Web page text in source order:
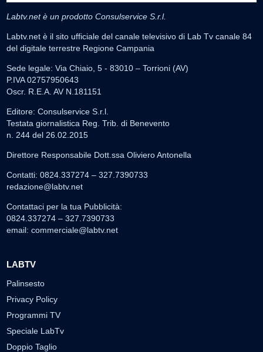
Labtv.net è un prodotto Consulservice S.r.l.
Labtv.net è il sito ufficiale del canale televisivo di Lab Tv canale 84
del digitale terrestre Regione Campania
Sede legale: Via Chiaio, 5 - 83010 – Torrioni (AV)
P.IVA 02757950643
Oscr. R.E.A. AV N.181151
Editore: Consulservice S.r.l.
Testata giornalistica Reg. Trib. di Benevento
n. 244 del 26.02.2015
Direttore Responsabile Dott.ssa Oliviero Antonella
Contatti: 0824.337274 – 327.7390733
redazione@labtv.net
Contattaci per la tua Pubblicità:
0824.337274 – 327.7390733
email: commerciale@labtv.net
LABTV
Palinsesto
Privacy Policy
Programmi TV
Speciale LabTv
Doppio Taglio